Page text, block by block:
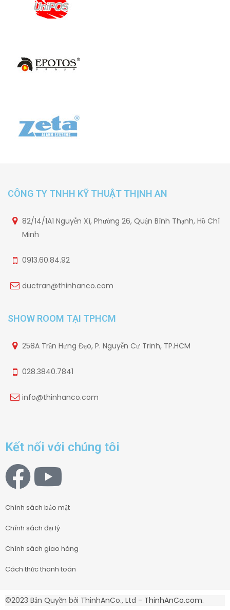
CÔNG TY TNHH KỸ THUẬT THỊNH AN
82/14/1A1 Nguyễn Xí, Phường 26, Quận Bình Thạnh, Hồ Chí
Minh
0913.60.84.92
ductran@thinhanco.com
SHOW ROOM TẠI TPHCM
258A Trần Hưng Đạo, P. Nguyễn Cư Trinh, TP.HCM
028.3840.7841
info@thinhanco.com
Kết nối với chúng tôi
Chính sách bảo mật
Chính sách đại lý
Chính sách giao hàng
Cách thức thanh toán
©2023 Bản Quyền bởi ThinhAnCo., Ltd - ThinhAnCo.com.